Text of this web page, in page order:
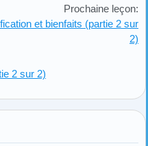
2 sur 2)
Prochaine leçon:
et bienfaits (partie 2 sur
2)